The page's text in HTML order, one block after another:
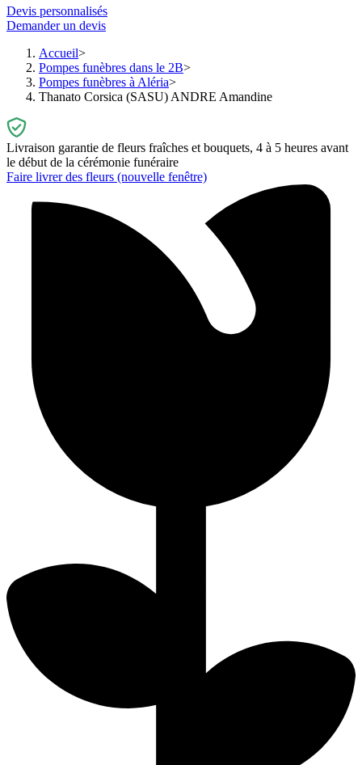
Devis personnalisés
Demander un devis
Accueil
Pompes funèbres dans le 2B
Pompes funèbres à Aléria
Thanato Corsica (SASU) ANDRE Amandine
Livraison garantie de fleurs fraîches et bouquets, 4 à 5 heures avant
le début de la cérémonie funéraire
Faire livrer des fleurs (nouvelle fenêtre)